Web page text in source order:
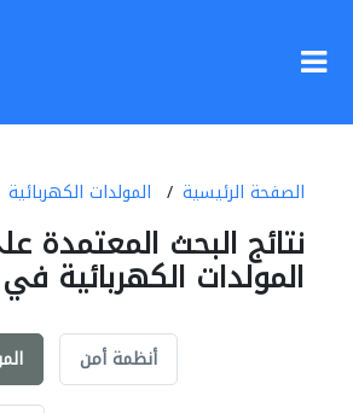
الصفحة الرئيسية المولدات الكهربائية
نتائج البحث المعتمدة
المولدات الكهربائية
أنظمة أمن